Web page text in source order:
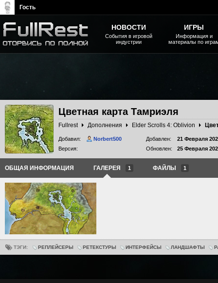
Цветная карта Тамриэля
Fullrest Дополнения Elder Scrolls 4: Oblivion
Добавил:
Norbert500
Версия:
Добавлен:
21 Февраля
Обновлен:
25 Февраля
ОБЩАЯ ИНФОРМАЦИЯ ГАЛЕРЕЯ 1 ФАЙЛЫ 1
ТЭГИ: РЕПЛЕЙСЕРЫ РЕТЕКСТУРЫ ИНТЕРФЕЙСЫ ЛАНДШАФТЫ
НОВОСТИ
События в игровой
индустрии
ИГРЫ
Информация и
материалы по
Гость